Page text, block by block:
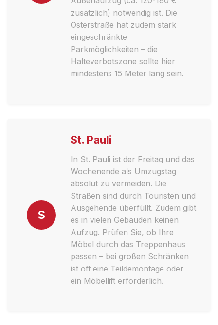
zusätzlich) notwendig ist. Die
Osterstraße hat zudem stark
eingeschränkte
Parkmöglichkeiten – die
Halteverbotszone sollte hier
mindestens 15 Meter lang sein.
S
St. Pauli
In St. Pauli ist der Freitag und das
Wochenende als Umzugstag
absolut zu vermeiden. Die
Straßen sind durch Touristen und
Ausgehende überfüllt. Zudem gibt
es in vielen Gebäuden keinen
Aufzug. Prüfen Sie, ob Ihre
Möbel durch das Treppenhaus
passen – bei großen Schränken
ist oft eine Teildemontage oder
ein Möbellift erforderlich.